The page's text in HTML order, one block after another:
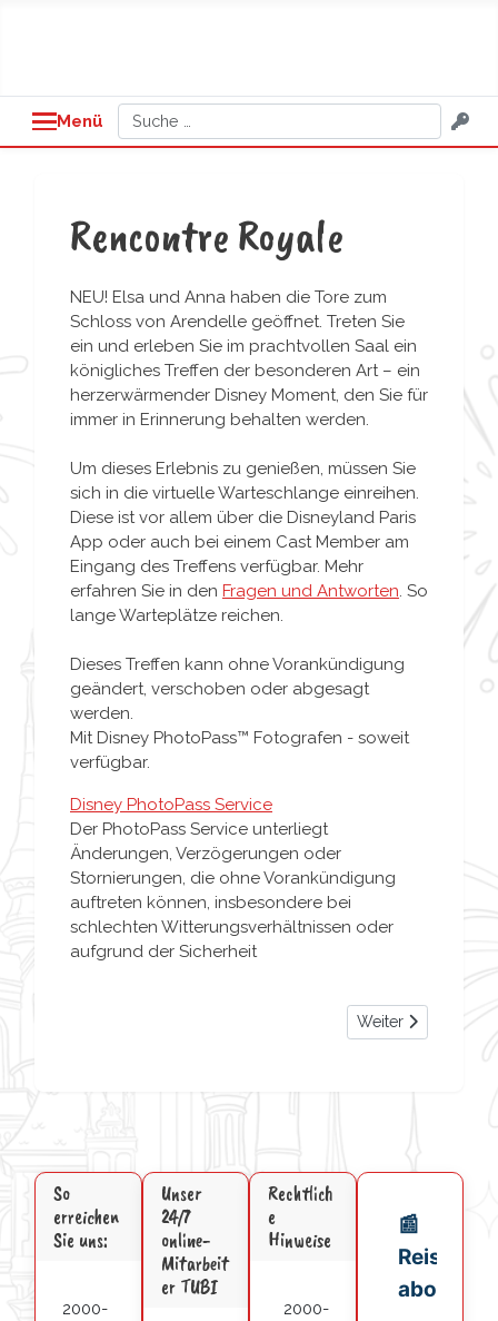
Menü Suchen
Rencontre Royale
NEU! Elsa und Anna haben die Tore zum
Schloss von Arendelle geöffnet. Treten Sie
ein und erleben Sie im prachtvollen Saal ein
königliches Treffen der besonderen Art – ein
herzerwärmender Disney Moment, den Sie für
immer in Erinnerung behalten werden.
Um dieses Erlebnis zu genießen, müssen Sie
sich in die virtuelle Warteschlange einreihen.
Diese ist vor allem über die Disneyland Paris
App oder auch bei einem Cast Member am
Eingang des Treffens verfügbar. Mehr
erfahren Sie in den Fragen und Antworten. So
lange Warteplätze reichen.
Dieses Treffen kann ohne Vorankündigung
geändert, verschoben oder abgesagt
werden.
Mit Disney PhotoPass™ Fotografen - soweit
verfügbar.
Disney PhotoPass Service
Der PhotoPass Service unterliegt
Änderungen, Verzögerungen oder
Stornierungen, die ohne Vorankündigung
auftreten können, insbesondere bei
schlechten Witterungsverhältnissen oder
aufgrund der Sicherheit
Nächster Beitrag:
Weiter
So
erreichen
Sie uns:
2000-
Unser
24/7
online-
Mitarbeit
er TUBI
Rechtlich
e
Hinweise
2000-